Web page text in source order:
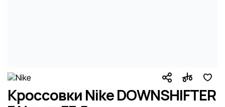
Кроссовки Nike DOWNSHIFTER